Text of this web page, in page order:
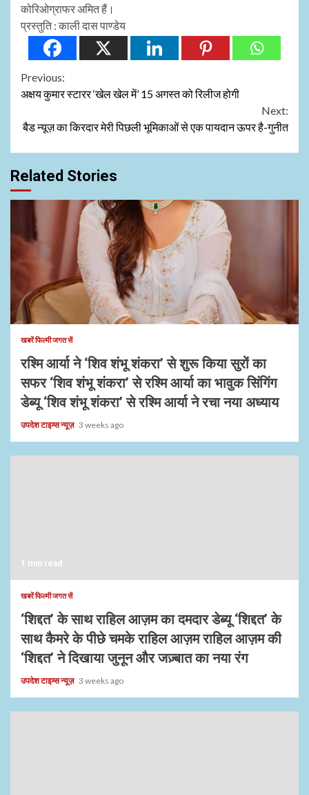
कोरिओग्राफर अमित हैं।
प्रस्तुति : काली दास पाण्डेय
Continue
Reading
Previous:
अक्षय कुमार स्टारर ‘खेल खेल में’ 15 अगस्त को रिलीज होगी
Next:
बैड न्यूज़ का किरदार मेरी पिछली भूमिकाओं से एक पायदान ऊपर है-गुनीत
Related Stories
1 min read
खबरें फिल्मी जगत सें
रश्मि आर्या ने ‘शिव शंभू शंकरा’ से शुरू किया सुरों का
सफर ‘शिव शंभू शंकरा’ से रश्मि आर्या का भावुक सिंगिंग
डेब्यू ‘शिव शंभू शंकरा’ से रश्मि आर्या ने रचा नया अध्याय
उपदेश टाइम्स न्यूज़ 3 weeks ago
1 min read
खबरें फिल्मी जगत सें
‘शिद्दत’ के साथ राहिल आज़म का दमदार डेब्यू ‘शिद्दत’ के
साथ कैमरे के पीछे चमके राहिल आज़म राहिल आज़म की
‘शिद्दत’ ने दिखाया जुनून और जज़्बात का नया रंग
उपदेश टाइम्स न्यूज़ 3 weeks ago